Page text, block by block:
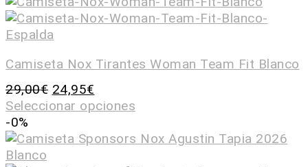
Camiseta Nox Tirantes Woman Team Fit Blanco
29,00€ 24,95€
Seleccionar opciones
-0%